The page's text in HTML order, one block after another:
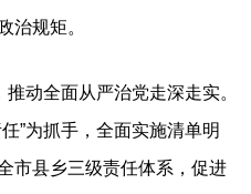
治规矩。
全面从严治党走深走实。
”为抓手，全面实施清单明
市县乡三级责任体系，促进